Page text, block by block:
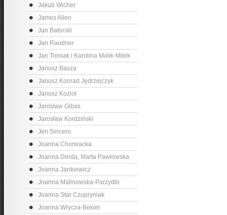
Jakub Wicher
James Allen
Jan Batorski
Jan Raudner
Jan Tomiak i Karolina Malik-Miłek
Janusz Basza
Janusz Konrad Jędrzejczyk
Janusz Kozioł
Jarosław Gibas
Jarosław Kordziński
Jen Sincero
Joanna Chorwacka
Joanna Derda, Marta Pawłowska
Joanna Jankiewicz
Joanna Malinowska-Parzydło
Joanna Star Czupryniak
Joanna Wrycza-Bekier